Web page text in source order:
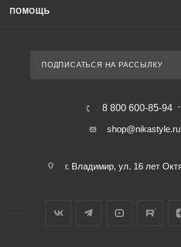
ПОМОЩЬ
ПОДПИСАТЬСЯ НА РАССЫЛКУ
8 800 600-85-94
shop@nikastyle.ru
г. Владимир, ул. 16 лет